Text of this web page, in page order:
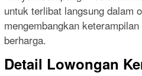
untuk terlibat langsung dalam
mengembangkan
berharga.
Detail Lowongan